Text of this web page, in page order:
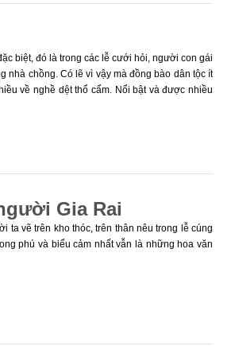
biệt, đó là trong các lễ cưới hỏi, người con gái
nhà chồng. Có lẽ vì vậy mà đồng bào dân tộc ít
về nghề dệt thổ cẩm. Nổi bật và được nhiều
Gia Rai
ta vẽ trên kho thóc, trên thân nêu trong lễ cúng
phú và biểu cảm nhất vẫn là những hoa văn